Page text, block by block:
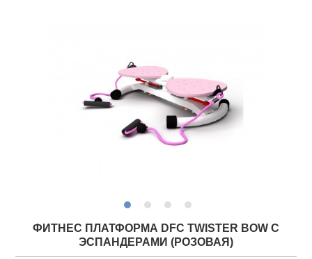
ФИТНЕС ПЛАТФОРМА DFC TWISTER BOW С
ЭСПАНДЕРАМИ (РОЗОВАЯ)